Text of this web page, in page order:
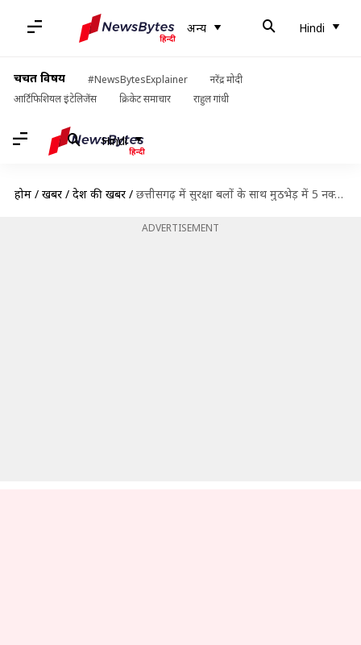
अन्य Hindi
चर्चित विषय #NewsBytesExplainer
नरेंद्र मोदी
आर्टिफिशियल इंटेलिजेंस
क्रिकेट समाचार राहुल गांधी
Hindi
होम / खबरें / देश की खबरें / छत्तीसगढ़ में सुरक्षा बलों के साथ मुठभेड़ में 5 नक्सली मारे गए, 2 सुरक्षाकर्मी घायल
ADVERTISEMENT